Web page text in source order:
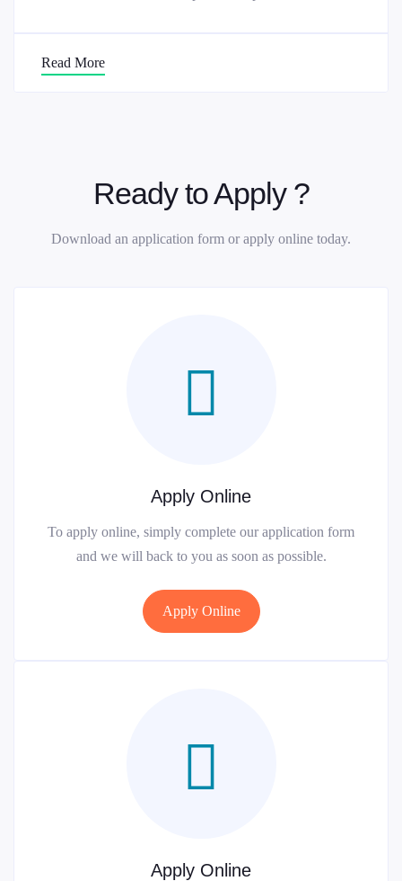
Read More
Ready to Apply ?
Download an application form or apply online today.
Apply Online
To apply online, simply complete our application form
and we will back to you as soon as possible.
Apply Online
Apply Online